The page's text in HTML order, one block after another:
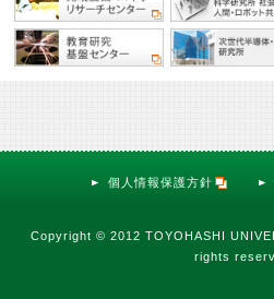
個人情報保護方針
Copyright © 2012 TOYOHASHI
rights